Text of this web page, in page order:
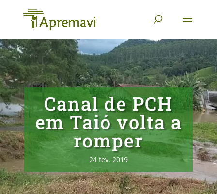
Canal de PCH
em Taió volta a
romper
24 fev, 2019